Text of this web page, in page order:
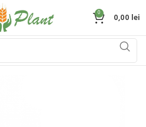
0 0,00 lei